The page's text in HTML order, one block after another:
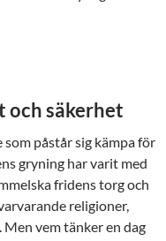
och säkerhet
påstår sig kämpa för
gryning har varit med
fridens torg och
religioner,
vem tänker en dag